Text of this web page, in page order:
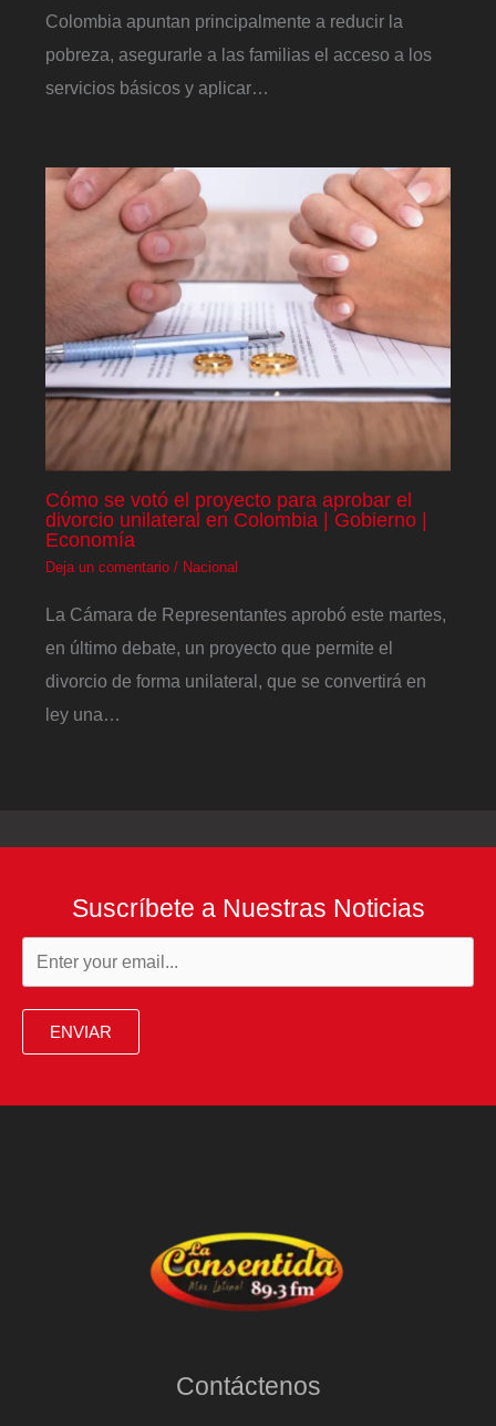
Colombia apuntan principalmente a reducir la
pobreza, asegurarle a las familias el acceso a los
servicios básicos y aplicar…
Cómo se votó el proyecto para aprobar el
divorcio unilateral en Colombia | Gobierno |
Economía
Deja un comentario / Nacional
La Cámara de Representantes aprobó este martes,
en último debate, un proyecto que permite el
divorcio de forma unilateral, que se convertirá en
ley una…
Suscríbete a Nuestras Noticias
ENVIAR
Contáctenos